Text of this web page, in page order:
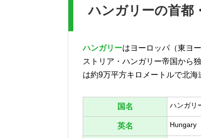
ハンガリーの首都
ハンガリーはヨーロッパ（東ヨ
ストリア・ハンガリー帝国から
は約9万平方キロメートルで北海
国名 ハンガリ
英名 Hungary